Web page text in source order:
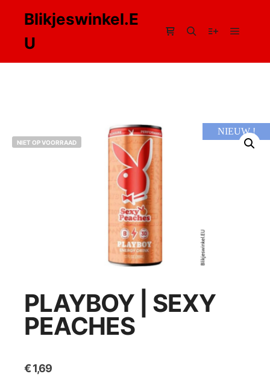
Blikjeswinkel.E
U
NIEUW !
NIET OP VOORRAAD
PLAYBOY | SEXY
PEACHES
€1,69